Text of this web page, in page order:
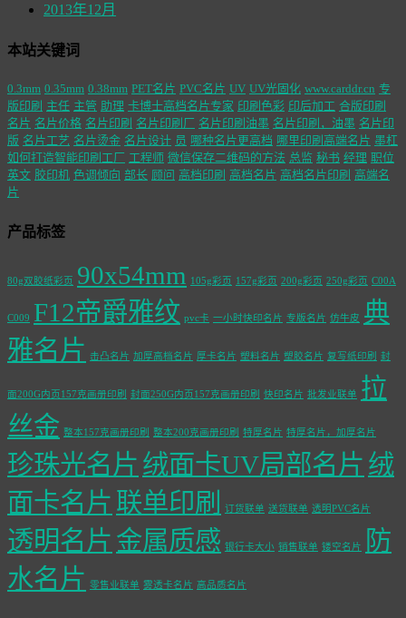
2013年12月
本站关键词
0.3mm 0.35mm 0.38mm PET名片 PVC名片 UV UV光固化 www.carddr.cn 专
版印刷 主任 主管 助理 卡博士高档名片专家 印刷色彩 印后加工 合版印刷
名片 名片价格 名片印刷 名片印刷厂 名片印刷油墨 名片印刷，油墨 名片印
版 名片工艺 名片烫金 名片设计 员 哪种名片更高档 哪里印刷高端名片 墨杠
如何打造智能印刷工厂 工程师 微信保存二维码的方法 总监 秘书 经理 职位
英文 胶印机 色调倾向 部长 顾问 高档印刷 高档名片 高档名片印刷 高端名
片
产品标签
80g双胶纸彩页 90x54mm 105g彩页 157g彩页 200g彩页 250g彩页 C00A
C009 F12帝爵雅纹 pvc卡 一小时快印名片 专版名片 仿牛皮 典
雅名片 击凸名片 加厚高档名片 厚卡名片 塑料名片 塑胶名片 复写纸印刷 封
面200G内页157克画册印刷 封面250G内页157克画册印刷 快印名片 批发业联单 拉
丝金 整本157克画册印刷 整本200克画册印刷 特厚名片 特厚名片，加厚名片
珍珠光名片 绒面卡UV局部名片 绒
面卡名片 联单印刷 订货联单 送货联单 透明PVC名片
透明名片 金属质感 银行卡大小 销售联单 镂空名片
防
水名片 零售业联单 雾透卡名片 高品质名片